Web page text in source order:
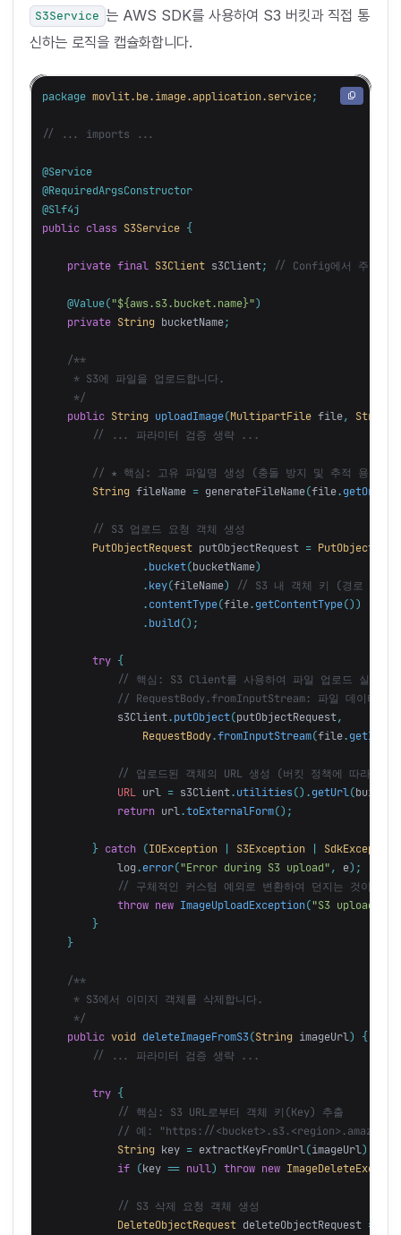
S3Service 는 AWS SDK를 사용하여 S3 버킷과 직접 통
신하는 로직을 캡슐화합니다.
package movlit.be.image.application.service;
// ... imports ...
@Service
@RequiredArgsConstructor
@Slf4j
public class S3Service {
private final S3Client s3Client; // Config에서 주입받
@Value("${aws.s3.bucket.name}")
private String bucketName;
/**
     * S3에 파일을 업로드합니다.
     */
public String uploadImage(MultipartFile file, String
// ... 파라미터 검증 생략 ...
// ★ 핵심: 고유 파일명 생성 (충돌 방지 및 추적 용이성)
String fileName = generateFileName(file.
// S3 업로드 요청 객체 생성
PutObjectRequest putObjectRequest =
. bucket(bucketName)
. key(fileName)
// S3 내 객체 키 (경로 포함
. contentType(file.getContentType())
. build();
try {
// 핵심: S3 Client를 사용하여 파일 업로드 실행
// RequestBody.fromInputStream: 파일 데이터를
s3Client. putObject(putObjectRequest,
RequestBody.fromInputStream(file.
// 업로드된 객체의 URL 생성 (버킷 정책에 따라 접
URL
url = s3Client. utilities ().getUrl (builder
return url .toExternalForm();
} catch (IOException S3Exception
SdkException
log . error("Error during S3 upload" , e);
// 구체적인 커스텀 예외로 변환하여 던지는 것이 좋음
throw new ImageUploadException("S3 upload
}
}
/**
     * S3에서 이미지 객체를 삭제합니다.
     */
public void deleteImageFromS3(String imageUrl )
{
// ... 파라미터 검증 생략 ...
try {
// 핵심: S3 URL로부터 객체 키(Key) 추출
// 예: "https://
String key = extractKeyFromUrl (imageUrl );
if
(key == null ) throw new
// S3 삭제 요청 객체 생성
DeleteObjectRequest deleteObjectRequest =